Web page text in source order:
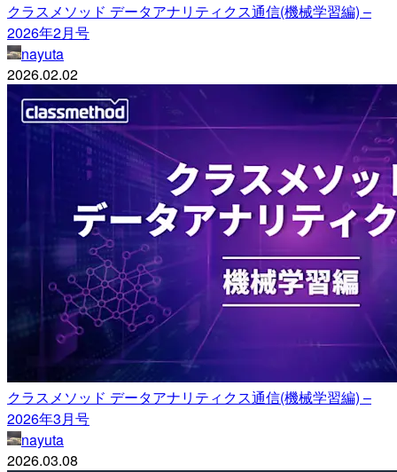
クラスメソッド データアナリティクス通信(機械学習編) –
2026年2月号
nayuta
2026.02.02
クラスメソッド データアナリティクス通信(機械学習編) –
2026年3月号
nayuta
2026.03.08